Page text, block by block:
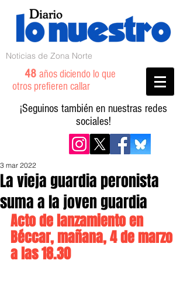
Noticias de Zona Norte
48 años diciendo lo que
otros prefieren callar
¡Seguinos también en nuestras redes
sociales!
La vieja guardia peronista
suma a la joven guardia
3 mar 2022
Acto de lanzamiento en
Béccar, mañana, 4 de marzo
a las 18.30